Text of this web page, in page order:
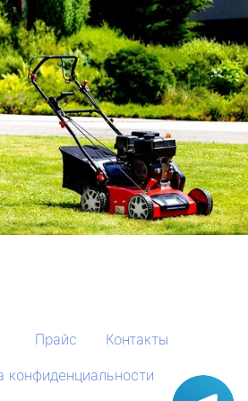
Прайс
Контакты
конфиденциальности